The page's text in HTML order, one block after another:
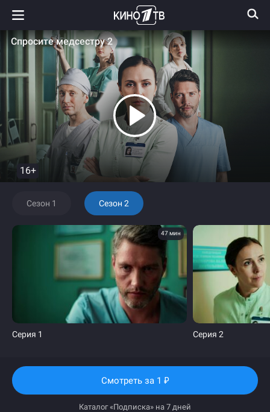
Спросите медсестру 2
16+
Сезон 1 Сезон 2
47 мин
Серия 1 Серия 2
Смотреть за 1 ₽
Каталог «Подписка» на 7 дней